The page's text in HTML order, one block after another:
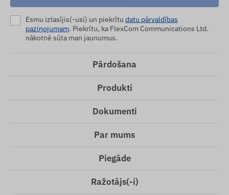
Esmu izlasījis(-usi) un piekrītu datu pārvaldības
paziņojumam. Piekrītu, ka FlexCom Communications Ltd.
nākotnē sūta man jaunumus.
Pārdošana
Produkti
Dokumenti
Par mums
Piegāde
Ražotājs(-i)